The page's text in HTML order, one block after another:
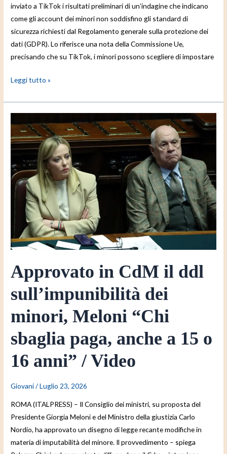
inviato a TikTok i risultati preliminari di un’indagine che indicano
come gli account dei minori non soddisfino gli standard di
sicurezza richiesti dal Regolamento generale sulla protezione dei
dati (GDPR). Lo riferisce una nota della Commissione Ue,
precisando che su TikTok, i minori possono scegliere di impostare
Leggi tutto »
Approvato in CdM il ddl
sull’impunibilità dei
minori, Meloni “Chi
sbaglia paga, anche a 15 o
16 anni” / Video
Giovani/Luglio 23, 2026
ROMA (ITALPRESS) – Il Consiglio dei ministri, su proposta del
Presidente Giorgia Meloni e del Ministro della giustizia Carlo
Nordio, ha approvato un disegno di legge recante modifiche in
materia di imputabilità del minore. Il provvedimento – spiega
CdM
ddl
sull’impunibilità
dei
minori,
Meloni
“Chi
sbaglia
anche
15
16
anni”
/
Video